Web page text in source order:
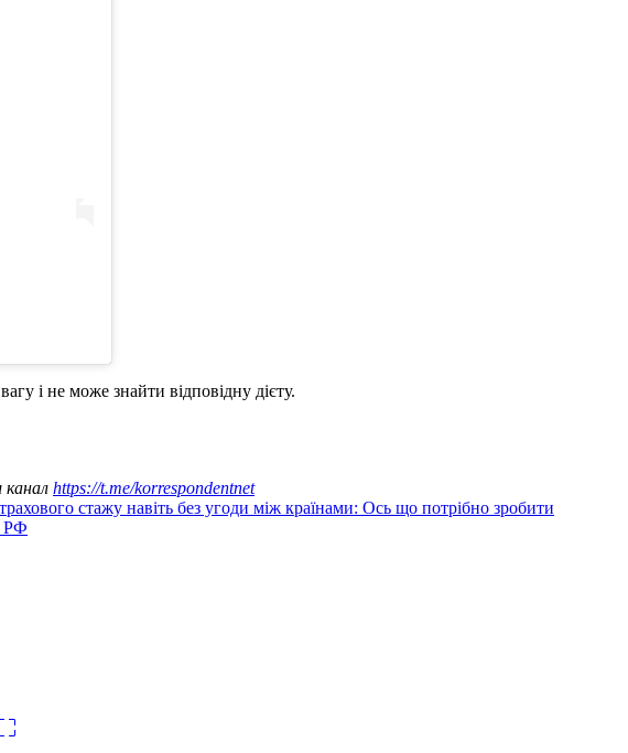
і не може знайти відповідну дієту.
канал https://t.me/korrespondentnet
стажу навіть без угоди між країнами: Ось що потрібно зробити
РФ